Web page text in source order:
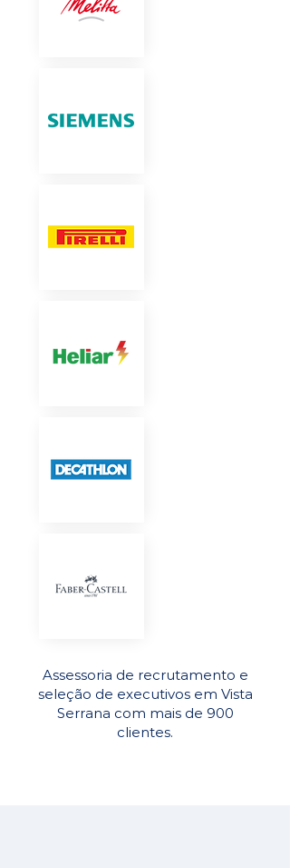
Assessoria de recrutamento e
seleção de executivos em Vista
Serrana com mais de 900
clientes.